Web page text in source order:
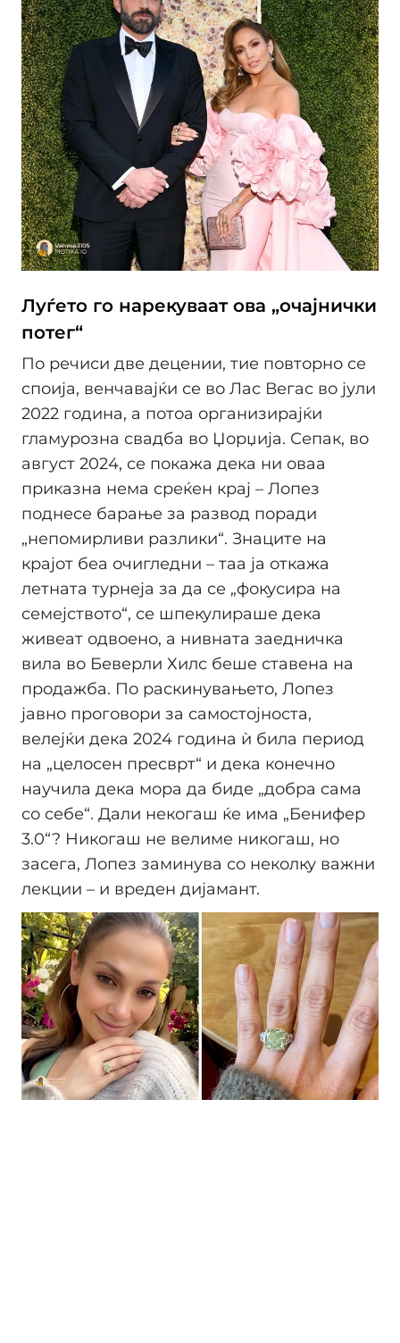
Луѓето го нарекуваат ова „очајнички
потег“
По речиси две децении, тие повторно се
споија, венчавајќи се во Лас Вегас во јули
2022 година, а потоа организирајќи
гламурозна свадба во Џорџија. Сепак, во
август 2024, се покажа дека ни оваа
приказна нема среќен крај – Лопез
поднесе барање за развод поради
„непомирливи разлики“. Знаците на
крајот беа очигледни – таа ја откажа
летната турнеја за да се „фокусира на
семејството“, се шпекулираше дека
живеат одвоено, а нивната заедничка
вила во Беверли Хилс беше ставена на
продажба. По раскинувањето, Лопез
јавно проговори за самостојноста,
велејќи дека 2024 година ѝ била период
на „целосен пресврт“ и дека конечно
научила дека мора да биде „добра сама
со себе“. Дали некогаш ќе има „Бенифер
3.0“? Никогаш не велиме никогаш, но
засега, Лопез заминува со неколку важни
лекции – и вреден дијамант.